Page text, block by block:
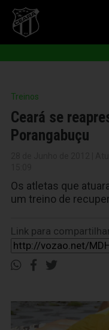
Treinos
Ceará se
Porangabuçu
Os atletas que
um treino de
Link para